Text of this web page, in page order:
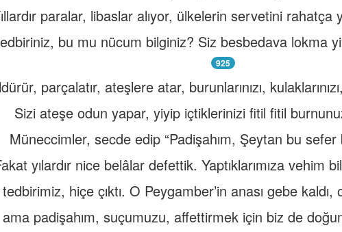
paralar, libaslar alıyor, ülkelerin servetini rahatça
bu mu nücum bilginiz? Siz besbedava lokma
925
parçalatır, ateşlere atar, burunlarınızı,
Sizi ateşe odun yapar, yiyip içtiklerinizi fitil fitil
Müneccimler, secde edip “Padişahım, Şeytan bu
yılardır nice belâlar defettik. Yaptıklarımıza vehim
hiçe çıktı. O Peygamber’in anası gebe
padişahım, suçumuzu, affettirmek için biz de